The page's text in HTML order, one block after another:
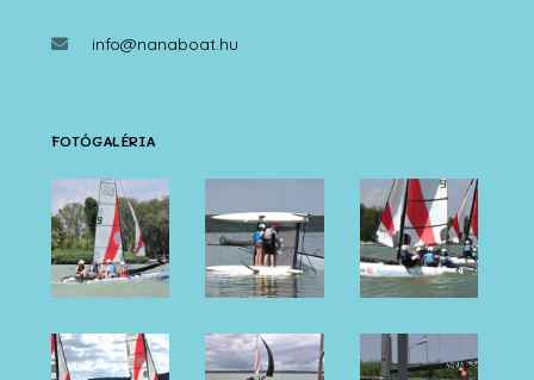
info@nanaboat.hu
FOTÓGALÉRIA